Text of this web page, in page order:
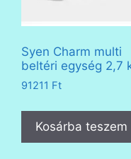
Syen Charm multi
beltéri egység 2,7
91211 Ft
Kosárba teszem